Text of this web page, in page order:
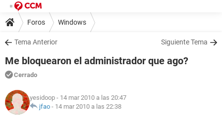
Foros Windows
Tema Anterior Siguiente Tema
Me bloquearon el administrador que ago?
Cerrado
yesidoop - 14 mar 2010 a las 20:47
jfao - 14 mar 2010 a las 22:38